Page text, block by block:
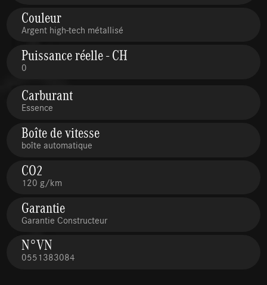
Couleur
Argent high-tech métallisé
Puissance réelle - CH
0
Carburant
Essence
Boîte de vitesse
boîte automatique
CO2
120 g/km
Garantie
Garantie Constructeur
N°VN
0551383084